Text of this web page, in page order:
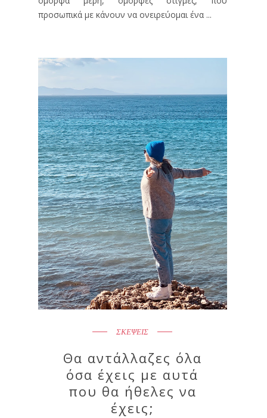
προσωπικά με κάνουν να ονειρεύομαι ένα ...
ΣΚΕΨΕΙΣ
Θα αντάλλαζες όλα
όσα έχεις με αυτά
που θα ήθελες να
έχεις;